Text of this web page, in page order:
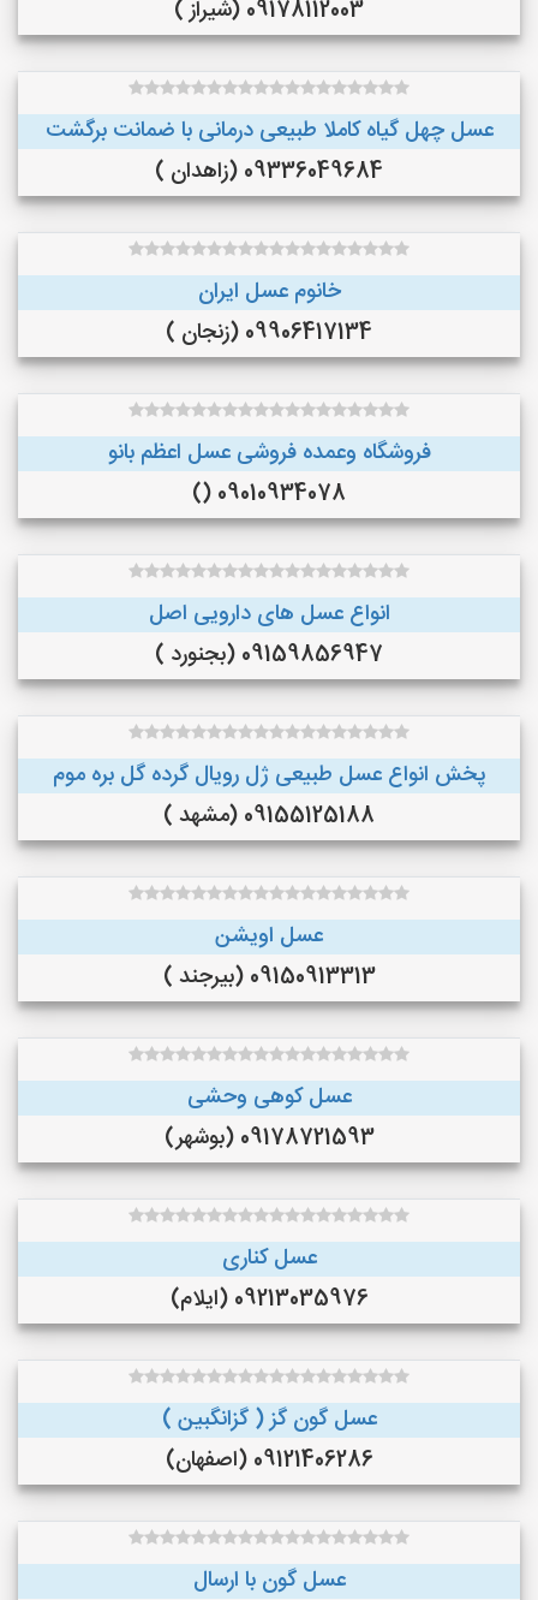
09178112003 (شیراز )
عسل چهل گیاه کاملا طبیعی درمانی با ضمانت برگشت
09336049684 (زاهدان )
خانوم عسل ایران
09906417134 (زنجان )
فروشگاه وعمده فروشی عسل اعظم بانو
09010934078 ()
انواع عسل های دارویی اصل
09159856947 (بجنورد )
پخش انواع عسل طبیعی ژل رویال گرده گل بره موم
09155125188 (مشهد )
عسل اویشن
09150913313 (بیرجند )
عسل کوهی وحشی
09178721593 (بوشهر)
عسل کناری
09213035976 (ایلام)
عسل گون گز ( گزانگبین )
09121406286 (اصفهان)
عسل گون با ارسال